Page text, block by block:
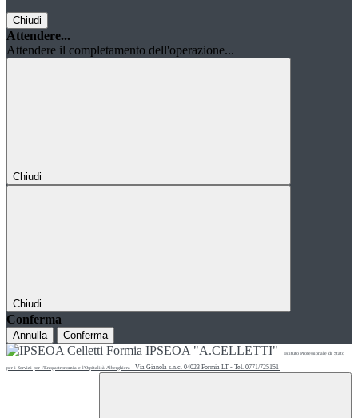
Chiudi
Attendere...
Attendere il completamento dell'operazione...
Chiudi
Chiudi
Conferma
Annulla Conferma
IPSEOA "A.CELLETTI" Istituto Professionale di Stato
per i Servizi per l'Enogastronomia e l'Ospitalità Alberghiera Via Gianola s.n.c. 04023 Formia LT - Tel. 0771/725151